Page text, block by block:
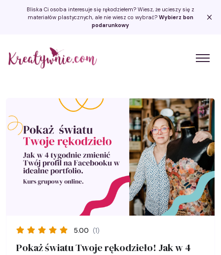
Bliska Ci osoba interesuje się rękodziełem? Wiesz, że ucieszy się z
materiałów plastycznych, ale nie wiesz co wybrać? Wybierz bon
podarunkowy
Kreatywnie.com
5.00 (1)
Pokaż światu Twoje rękodzieło! Jak w 4